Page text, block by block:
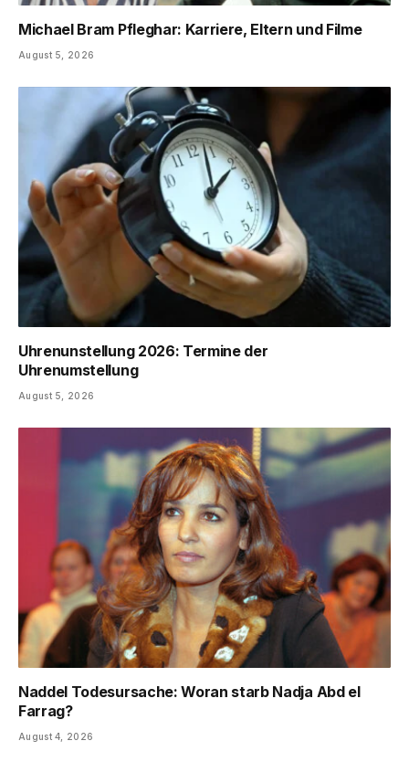
Michael Bram Pfleghar: Karriere, Eltern und Filme
August 5, 2026
Uhrenunstellung 2026: Termine der
Uhrenumstellung
August 5, 2026
Naddel Todesursache: Woran starb Nadja Abd el
Farrag?
August 4, 2026